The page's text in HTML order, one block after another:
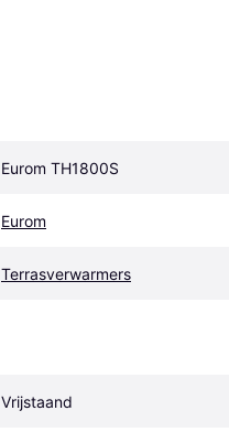
Eurom TH1800S
Eurom
Terrasverwarmers
Vrijstaand